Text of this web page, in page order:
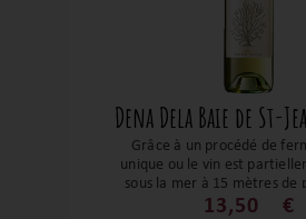
Dena Dela Baie de St-
Grâce à un procédé de
unique ou le vin est
sous la mer à 15 mètres de
dans la baie de Saint-Jean-
13,50 €